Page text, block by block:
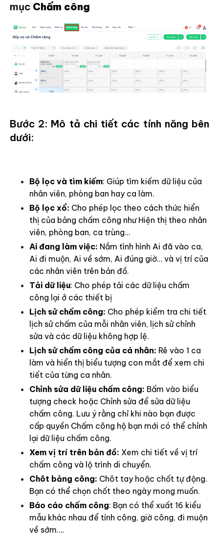
mục Chấm công
Bước 2: Mô tả chi tiết các tính năng bên
dưới:
Bộ lọc và tìm kiếm: Giúp tìm kiếm dữ liệu của
nhân viên, phòng ban hay ca làm.
Bộ lọc xổ: Cho phép lọc theo cách thức hiển
thị của bảng chấm công như Hiện thị theo nhân
viên, phòng ban, ca trùng…
Ai đang làm việc: Nắm tình hình Ai đã vào ca,
Ai đi muộn, Ai về sớm, Ai đúng giờ… và vị trí của
các nhân viên trên bản đồ.
Tải dữ liệu: Cho phép tải các dữ liệu chấm
công lại ở các thiết bị
Lịch sử chấm công: Cho phép kiểm tra chi tiết
lịch sử chấm của mỗi nhân viên, lịch sử chỉnh
sửa và các dữ liệu không hợp lệ.
Lịch sử chấm công của cá nhân: Rê vào 1 ca
làm và hiển thị biểu tượng con mắt để xem chi
tiết của từng ca nhân.
Chỉnh sửa dữ liệu chấm công: Bấm vào biểu
tượng check hoặc Chỉnh sửa để sửa dữ liệu
chấm công. Lưu ý rằng chỉ khi nào bạn được
cấp quyền Chấm công hộ bạn mới có thể chỉnh
lại dữ liệu chấm công.
Xem vị trí trên bản đồ: Xem chi tiết về vị trí
chấm công và lộ trình di chuyển.
Chôt bảng công: Chôt tay hoặc chốt tự động.
Bạn có thể chọn chốt theo ngày mong muốn.
Báo cáo chấm công: Bạn có thể xuất 16 kiểu
mẫu khác nhau để tính công, giờ công, đi muộn
về sớm….